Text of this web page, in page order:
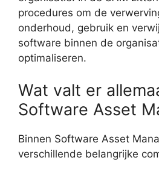
procedures om de
onderhoud, gebruik en
software binnen de
optimaliseren.
Wat valt er
Software Asset
Binnen Software Asset
verschillende belangrijke